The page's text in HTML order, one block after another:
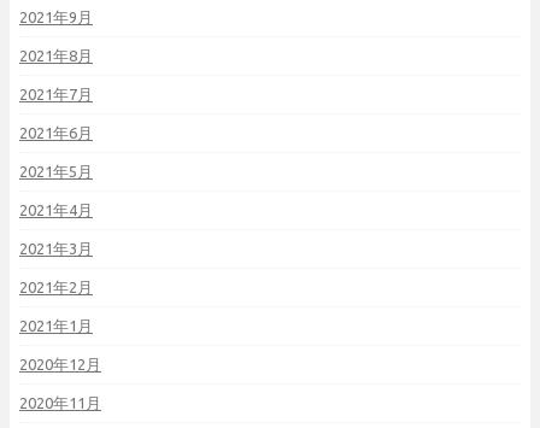
2021年9月
2021年8月
2021年7月
2021年6月
2021年5月
2021年4月
2021年3月
2021年2月
2021年1月
2020年12月
2020年11月